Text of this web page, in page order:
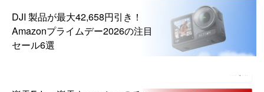
DJI 製品が最大42,658円引き！
Amazonプライムデー2026の注目
セール6選